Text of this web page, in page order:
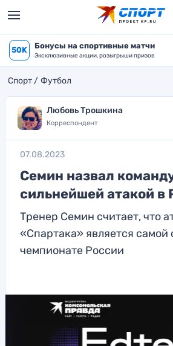
50K Бонусы на спортивные матчи
Эксклюзивные акции, розыгрыши призов
Спорт Футбол
Любовь Трошкина
Корреспондент
07.08.2023
Семин назвал
сильнейшей атакой в
Тренер Семин считает, что
«Спартака» является самой
чемпионате России